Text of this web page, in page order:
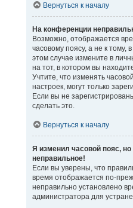
Вернуться к началу
На конференции
Возможно, отображается
часовому поясу, а не к тому,
этом случае измените в
на тот, в котором вы
Учтите, что изменять
настроек, могут только
Если вы не
сделать это.
Вернуться к началу
Я изменил часовой пояс,
неправильное!
Если вы уверены, что
время отображается по-
неправильно установлено
администратора для